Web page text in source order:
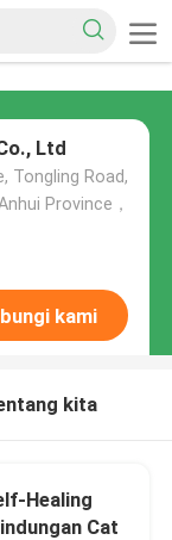
Ltd
Tongling Road,
Province，
kami
kita
Healing
Cat